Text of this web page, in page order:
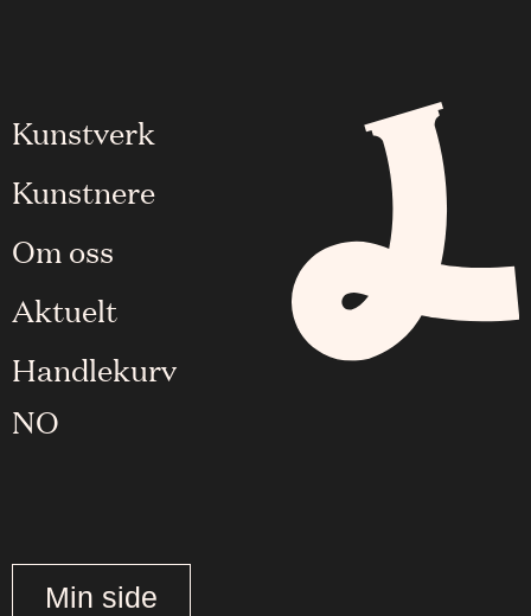
Kunstverk
Kunstnere
Om oss
Aktuelt
Handlekurv
NO
Min side